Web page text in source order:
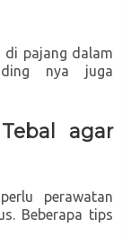
di pajang dalam
nya juga
agar
perawatan
Beberapa tips